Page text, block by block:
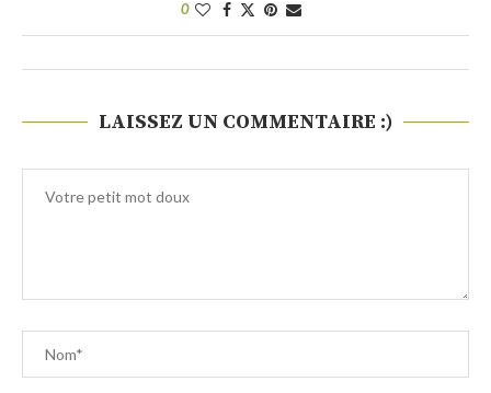
0
LAISSEZ UN COMMENTAIRE :)